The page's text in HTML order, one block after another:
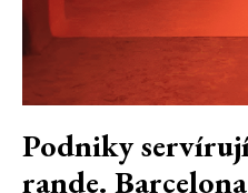
Podniky
rande.